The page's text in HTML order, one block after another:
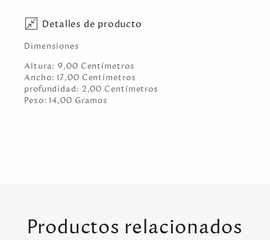
Detalles de producto
Dimensiones
Altura: 9,00 Centímetros
Ancho: 17,00 Centímetros
profundidad: 2,00 Centímetros
Peso: 14,00 Gramos
Productos relacionados